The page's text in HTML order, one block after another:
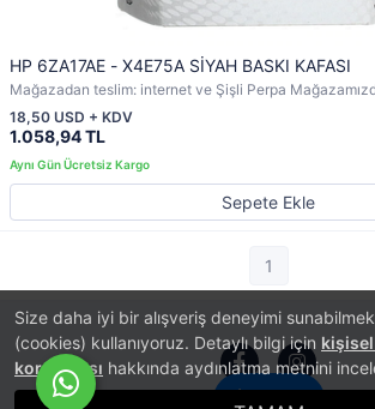
Size daha iyi bir alışveriş deneyimi
(cookies) kullanıyoruz. Detaylı bilgi için
korunması hakkında aydınlatma metnini
HP 6ZA17AE - X4E75A SİYAH BASKI KAFASI
Mağazadan teslim: internet ve Şişli Perpa
1.058,94 TL
18,50 USD + KDV
Sepete Ekle
1
İletişim